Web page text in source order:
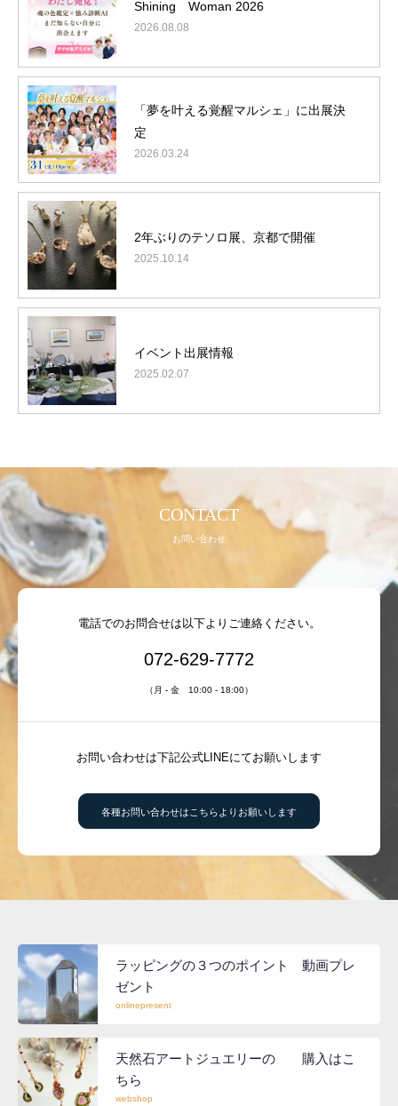
Shining Woman 2026
2026.08.08
「夢を叶える覚醒マルシェ」に出展決
定
2026.03.24
2年ぶりのテソロ展、京都で開催
2025.10.14
イベント出展情報
2025.02.07
CONTACT
お問い合わせ
電話でのお問合せは以下よりご連絡ください。
072-629-7772
（月 - 金 10:00 - 18:00）
お問い合わせは下記公式LINEにてお願いします
各種お問い合わせはこちらよりお願いします
ラッピングの３つのポイント 動画プレ
ゼント
onlinepresent
天然石アートジュエリーの 購入はこ
ちら
webshop
週末農業
オンライン ショップ
特定商取引法に基づく表記
TEL:072-629-7772